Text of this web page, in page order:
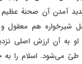
آمدن آن صحنۀ
شیرخواره هم معقول و
او به آن ارزش اصلی
طیّ می‌شود. اسلام را